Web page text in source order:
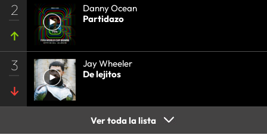
2
Danny Ocean
Partidazo
3
Jay Wheeler
De lejitos
Ver toda la lista